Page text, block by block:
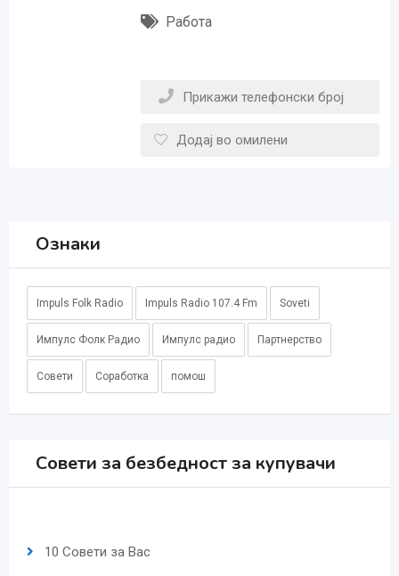
Работа
Прикажи телефонски број
Додај во омилени
Ознаки
Impuls Folk Radio Impuls Radio 107.4 Fm Soveti
Импулс Фолк Радио Импулс радио Партнерство
Совети Соработка помош
Совети за безбедност за купувачи
10 Совети за Вас